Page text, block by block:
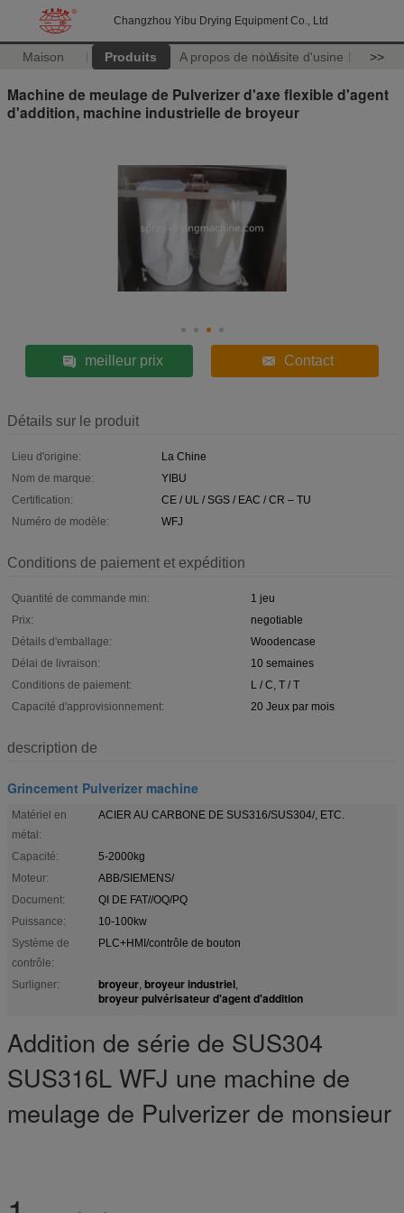
Changzhou Yibu Drying Equipment Co., Ltd
Maison Produits A propos de nousVisite d'usine >>
Machine de meulage de Pulverizer d'axe flexible d'agent
d'addition, machine industrielle de broyeur
meilleur prix Contact
Détails sur le produit
Lieu d'origine:
La Chine
Nom de marque:
YIBU
Certification:
CE / UL / SGS / EAC / CR – TU
Numéro de modèle:
WFJ
Conditions de paiement et expédition
Quantité de commande min:
1 jeu
Prix:
negotiable
Détails d'emballage:
Woodencase
Délai de livraison:
10 semaines
Conditions de paiement:
L / C, T / T
Capacité d'approvisionnement:
20 Jeux par mois
description de
Grincement Pulverizer machine
Matériel en
métal:
ACIER AU CARBONE DE SUS316/SUS304/, ETC.
Capacité:
5-2000kg
Moteur:
ABB/SIEMENS/
Document:
QI DE FAT//OQ/PQ
Puissance:
10-100kw
Système de
contrôle:
PLC+HMI/contrôle de bouton
Surligner: broyeur, broyeur industriel,
broyeur pulvérisateur d'agent d'addition
Addition de série de SUS304
SUS316L WFJ une machine de
meulage de Pulverizer de monsieur